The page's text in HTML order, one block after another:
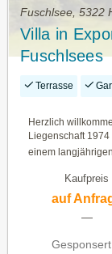
Fuschlsee, 5322
Villa in
Fuschlsees
Terrasse
Herzlich
Liegenschaft
einem
Kaufpreis
auf
—
Gesponsert